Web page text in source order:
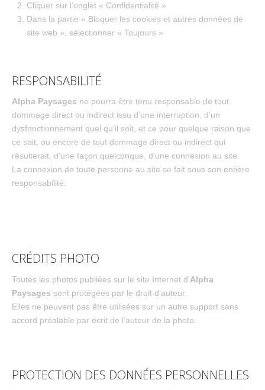
Cliquer sur l’onglet « Confidentialité »
Dans la partie « Bloquer les cookies et autres données de
site web », sélectionner « Toujours »
RESPONSABILITÉ
Alpha Paysages ne pourra être tenu responsable de tout
dommage direct ou indirect issu d’une interruption, d’un
dysfonctionnement quel qu’il soit, et ce pour quelque raison que
ce soit, ou encore de tout dommage direct ou indirect qui
résulterait, d’une façon quelconque, d’une connexion au site.
La connexion de toute personne au site se fait sous son entière
responsabilité.
CRÉDITS PHOTO
Toutes les photos publiées sur le site Internet d’Alpha
Paysages sont protégées par le droit d’auteur.
Elles ne peuvent pas être utilisées sur un autre support sans
accord préalable par écrit de l’auteur de la photo.
PROTECTION DES DONNÉES PERSONNELLES